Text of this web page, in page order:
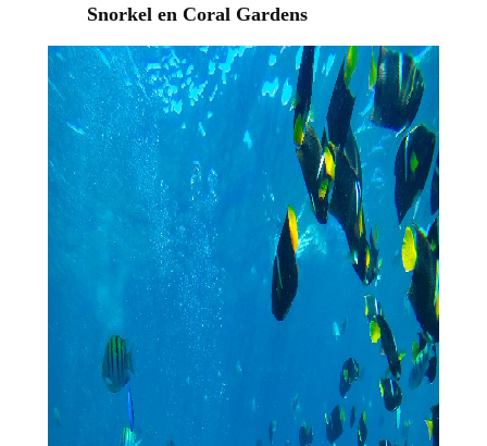
Snorkel en Coral Gardens